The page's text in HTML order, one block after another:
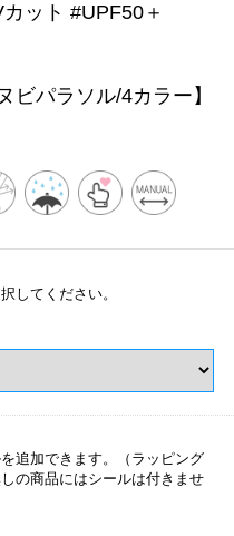
ット #UPF50＋
ビパラソル/4カラー】
してください。
追加できます。（ラッピング
の商品にはシールは付きませ